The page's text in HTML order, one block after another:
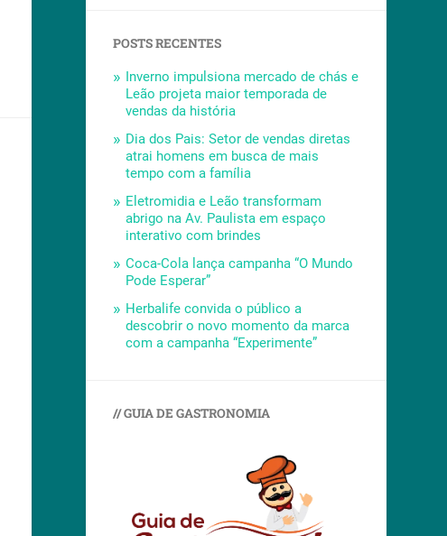
POSTS RECENTES
Inverno impulsiona mercado de chás e
Leão projeta maior temporada de
vendas da história
Dia dos Pais: Setor de vendas diretas
atrai homens em busca de mais
tempo com a família
Eletromidia e Leão transformam
abrigo na Av. Paulista em espaço
interativo com brindes
Coca-Cola lança campanha “O Mundo
Pode Esperar”
Herbalife convida o público a
descobrir o novo momento da marca
com a campanha “Experimente”
// GUIA DE GASTRONOMIA